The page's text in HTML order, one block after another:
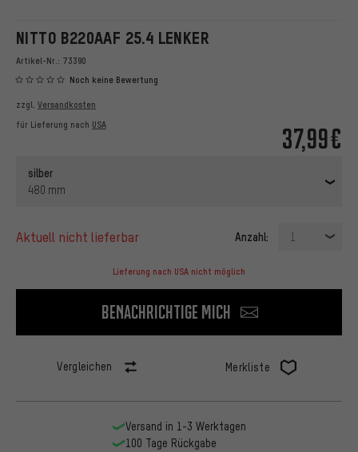
NITTO B220AAF 25.4 LENKER
Artikel-Nr.: 73390
Noch keine Bewertung
37,99€
zzgl. Versandkosten
für Lieferung nach USA
silber
480 mm
aktuell nicht lieferbar Anzahl: 1
Lieferung nach USA nicht möglich
Benachrichtige mich
Vergleichen Merkliste
Versand in 1-3 Werktagen
100 Tage Rückgabe